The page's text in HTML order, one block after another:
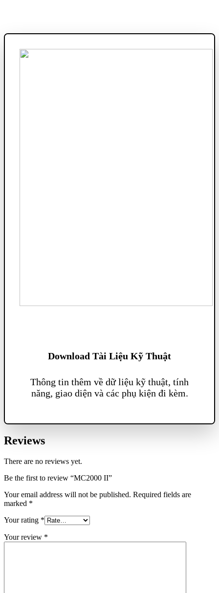
Download Tài Liệu Kỹ Thuật
Thông tin thêm về dữ liệu kỹ thuật, tính
năng, giao diện và các phụ kiện đi kèm.
Reviews
There are no reviews yet.
Be the first to review “MC2000 II”
Your email address will not be published. Required fields are
marked *
Your rating *
Your review *